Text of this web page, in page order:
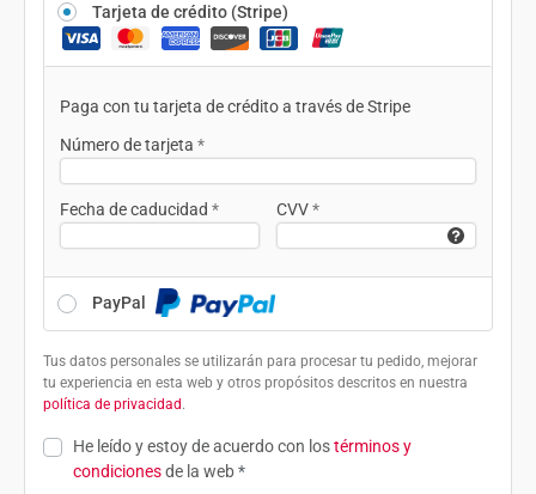
Tarjeta de crédito (Stripe)
Paga con tu tarjeta de crédito a través de Stripe
Número de tarjeta *
Fecha de caducidad * CVV*
PayPal
Tus datos personales se utilizarán para procesar tu pedido, mejorar
tu experiencia en esta web y otros propósitos descritos en nuestra
política de privacidad .
He leído y estoy de acuerdo con lostérminos y
condicionesde la web*